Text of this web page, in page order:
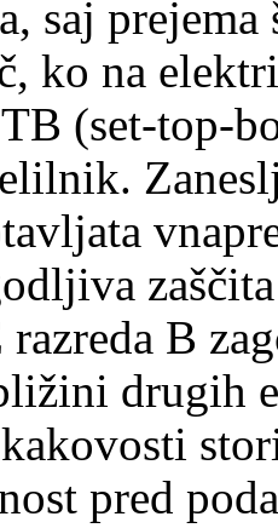
saj
ko na
(set-top-
B
drugih
pred